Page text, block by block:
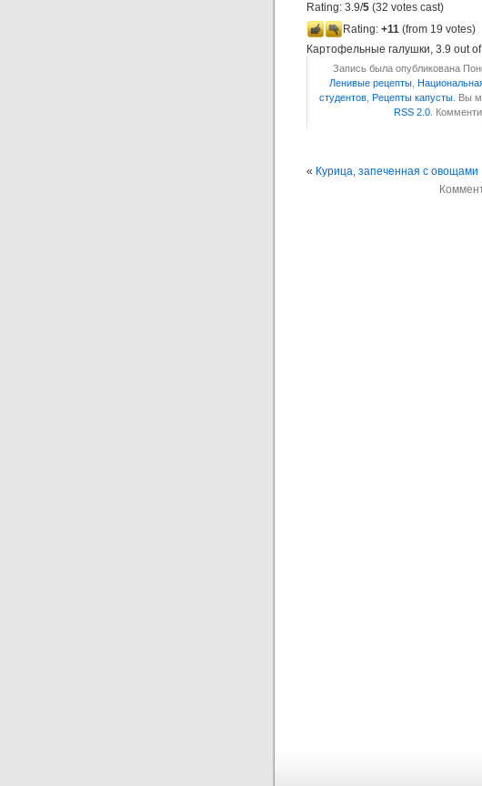
Rating: 3.9/5 (32 votes cast)
Rating: +11 (from 19 votes)
Картофельные галушки, 3.9 out of
Запись была опубликована
Ленивые рецепты
студентов, Рецепты капусты. Вы
RSS 2.0.
« Курица, запеченная с овощами